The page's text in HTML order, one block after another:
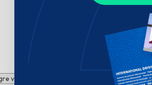
van szüksége? Beszéljen velünk csevegésben!